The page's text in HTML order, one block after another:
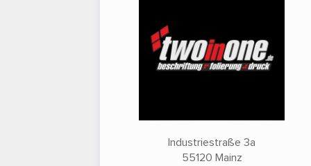
Industriestraße 3a
55120 Mainz